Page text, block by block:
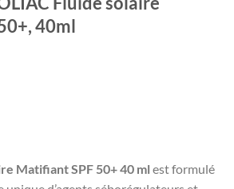
40ml
Matifiant SPF 50+ 40 ml est formulé